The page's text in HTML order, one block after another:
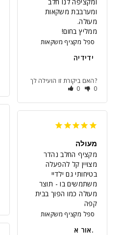
ממליץ בחום!
ספל מקציף משקאות
ידידיה
האם ביקורת זו הועילה לך?
0
0
מעולה
מקציף החלב נהדר
מצויין קל להפעלה
בטיחותי גם ילדיי
קפה
ספל מקציף משקאות
אור א.